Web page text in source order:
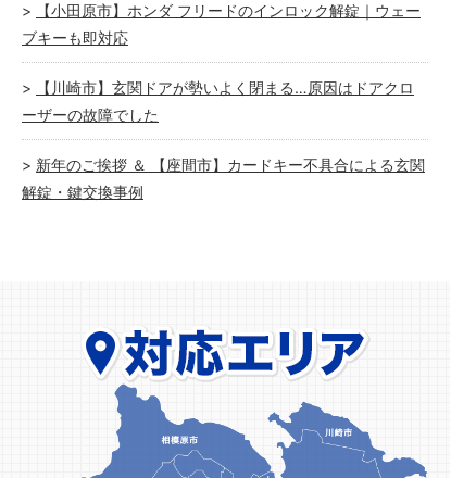
【小田原市】ホンダ フリードのインロック解錠｜ウェー
ブキーも即対応
【川崎市】玄関ドアが勢いよく閉まる…原因はドアクロ
ーザーの故障でした
新年のご挨拶 ＆ 【座間市】カードキー不具合による玄関
解錠・鍵交換事例